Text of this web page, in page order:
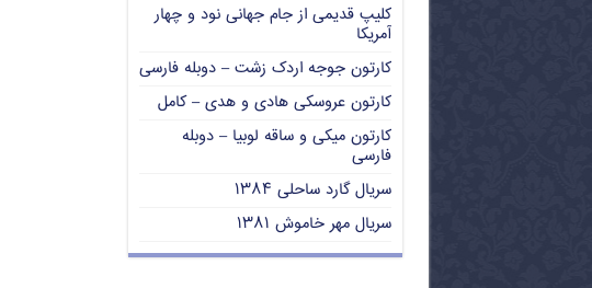
کلیپ قدیمی از جام جهانی نود و چهار
آمریکا
کارتون جوجه اردک زشت – دوبله فارسی
کارتون عروسکی هادی و هدی – کامل
کارتون میکی و ساقه لوبیا – دوبله
فارسی
سریال گارد ساحلی ۱۳۸۴
سریال مهر خاموش ۱۳۸۱